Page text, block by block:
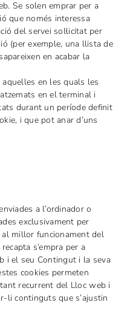
Se solen emprar per a
que només interessa
del servei sol·licitat per
(per exemple, una llista de
en acabar la
en les quals les
en el terminal i
durant un període definit
i que pot anar d’uns
a l’ordinador o
exclusivament per
al millor funcionament del
s’empra per a
i el seu Contingut i la seva
cookies permeten
recurrent del Lloc web i
li continguts que s’ajustin